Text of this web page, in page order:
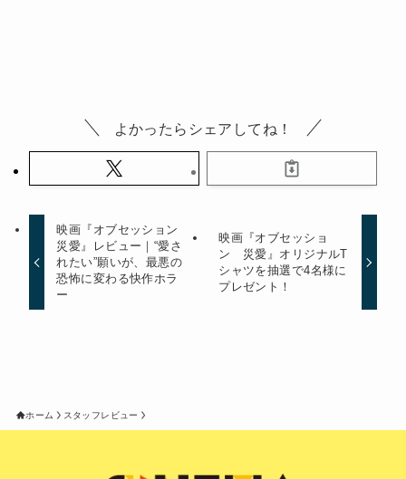
よかったらシェアしてね！
映画『オブセッション
災愛』レビュー｜“愛さ
れたい”願いが、最悪の
恐怖に変わる快作ホラ
ー
映画『オブセッショ
ン 災愛』オリジナルT
シャツを抽選で4名様に
プレゼント！
ホーム スタッフレビュー